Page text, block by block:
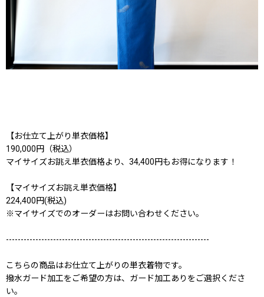
【お仕立て上がり単衣価格】
190,000円（税込）
マイサイズお誂え単衣価格より、34,400円もお得になります！
【マイサイズお誂え単衣価格】
224,400円(税込)
※マイサイズでのオーダーはお問い合わせください。
---------------------------------------------------------------------
こちらの商品はお仕立て上がりの単衣着物です。
撥水ガード加工をご希望の方は、ガード加工ありをご選択くださ
い。